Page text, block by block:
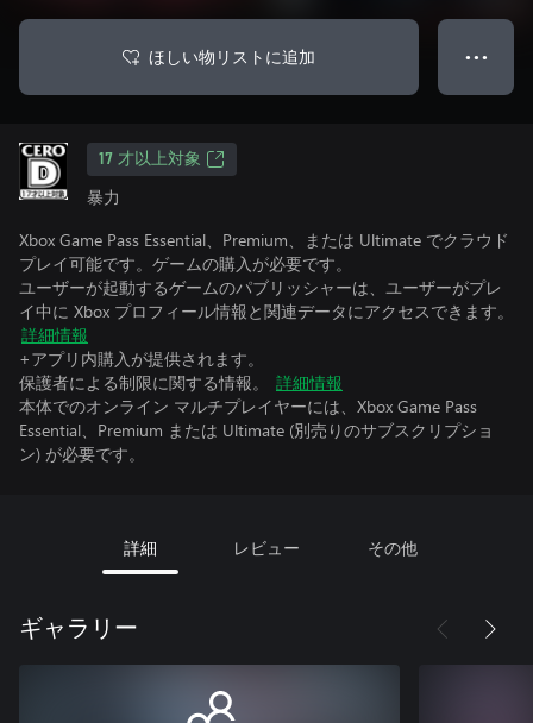
ほしい物リストに追加 ● ● ●
17 才以上対象
暴力
Xbox Game Pass Essential、Premium、または Ultimate でクラウド
プレイ可能です。ゲームの購入が必要です。
ユーザーが起動するゲームのパブリッシャーは、ユーザーがプレ
イ中に Xbox プロフィール情報と関連データにアクセスできます。
詳細情報
+アプリ内購入が提供されます。
保護者による制限に関する情報。
詳細情報
本体でのオンライン マルチプレイヤーには、Xbox Game Pass
Essential、Premium または Ultimate (別売りのサブスクリプショ
ン) が必要です。
詳細 レビュー その他
ギャラリー